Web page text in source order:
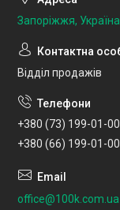
Запоріжжя, Україна
Відділ продажів
+380 (73) 199-01-00
+380 (66) 199-01-00
office@100k.com.ua